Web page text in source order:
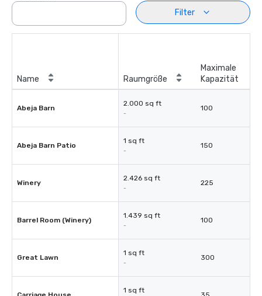
Filter
Name Raumgröße
Maximale
Kapazität
Abeja Barn
2.000 sq ft
-
100
Abeja Barn Patio
1 sq ft
-
150
Winery
2.426 sq ft
-
225
Barrel Room (Winery)
1.439 sq ft
-
100
Great Lawn
1 sq ft
-
300
1 sq ft